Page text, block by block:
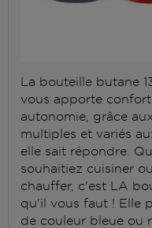
La bouteille butane
vous apporte
autonomie, grâce
multiples et variés
elle sait répondre.
souhaitiez cuisiner
chauffer, c'est LA
qu'il vous faut ! Elle
de couleur bleue ou